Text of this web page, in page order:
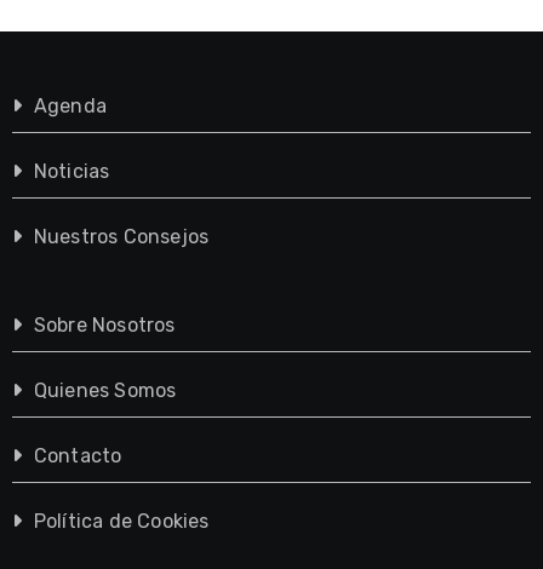
Agenda
Noticias
Nuestros Consejos
Sobre Nosotros
Quienes Somos
Contacto
Política de Cookies